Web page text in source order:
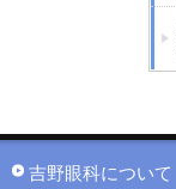
吉野眼科について